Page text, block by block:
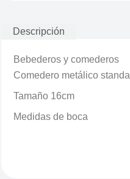
Descripción
Bebederos y comederos
Comedero metálico
Tamaño 16cm
Medidas de boca